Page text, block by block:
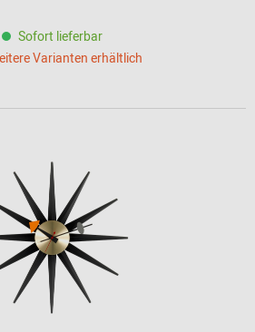
Sofort lieferbar
Varianten erhältlich